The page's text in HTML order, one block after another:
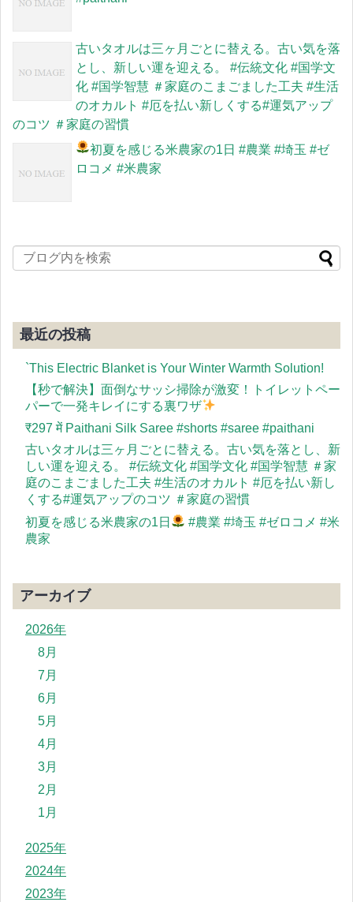
古いタオルは三ヶ月ごとに替える。古い気を落
とし、新しい運を迎える。 #伝統文化 #国学文
化 #国学智慧 ＃家庭のこまごました工夫 #生活
のオカルト #厄を払い新しくする#運気アップ
のコツ ＃家庭の習慣
初夏を感じる米農家の1日 #農業 #埼玉 #ゼ
ロコメ #米農家
最近の投稿
`This Electric Blanket is Your Winter Warmth Solution!
【秒で解決】面倒なサッシ掃除が激変！トイレットペー
パーで一発キレイにする裏ワザ
​₹297 में Paithani Silk Saree #shorts #saree #paithani
古いタオルは三ヶ月ごとに替える。古い気を落とし、新
しい運を迎える。 #伝統文化 #国学文化 #国学智慧 ＃家
庭のこまごました工夫 #生活のオカルト #厄を払い新し
くする#運気アップのコツ ＃家庭の習慣
初夏を感じる米農家の1日
#農業 #埼玉 #ゼロコメ #米
農家
アーカイブ
2026年
8月
7月
6月
5月
4月
3月
2月
1月
2025年
2024年
2023年